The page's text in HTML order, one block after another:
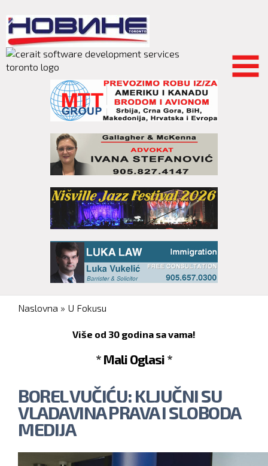
main
content
You are here
Naslovna » U Fokusu
Više od 30 godina sa vama!
* Mali Oglasi *
BOREL VUČIĆU: KLJUČNI SU
VLADAVINA PRAVA I SLOBODA
MEDIJA